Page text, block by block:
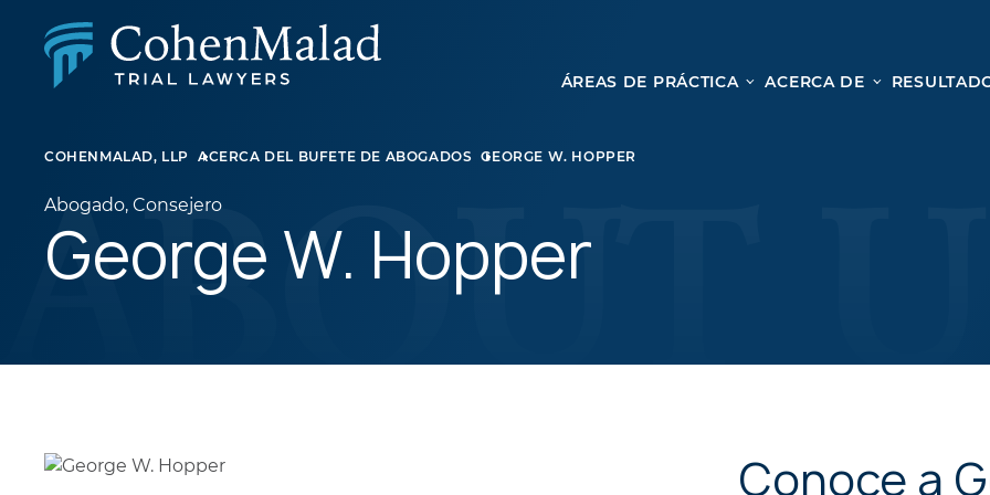
ÁREAS DE PRÁCTICA
DEMANDA COLECTIVA Y AGRAVIO MASIVO
DERECHO DE FAMILIA
BIENES RAÍCES
LITIGIOS EMPRESARIALES
LEY DE APELACIONES
ACCIDENTES POR HOMICIDIO CULPOSO
PREMISES LIABILITY
TODOS LOS SERVICIOS DE LESIONES
ACERCA DE
COHENMALAD, LLP ACERCA DEL BUFETE DE ABOGADOS GEORGE W. HOPPER
Abogado, Consejero
George W. Hopper
Conoce a